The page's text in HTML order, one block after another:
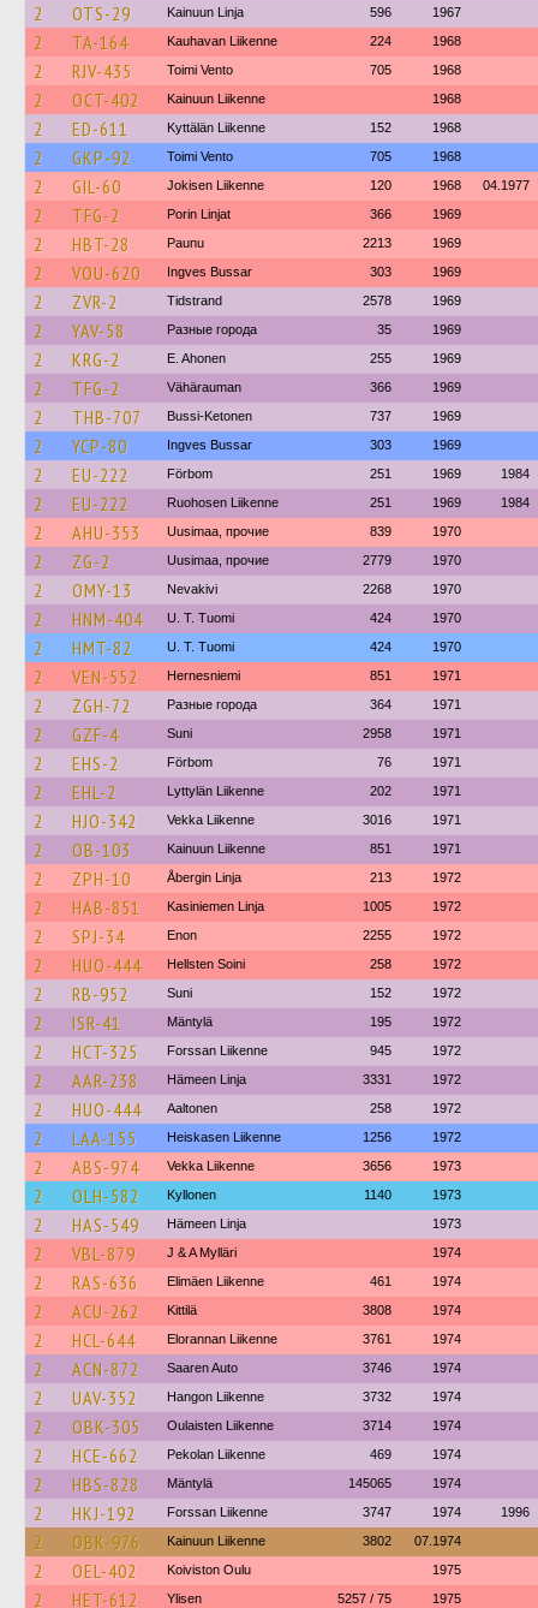
2 OTS-29 Kainuun Linja 596 1967
2 TA-164 Kauhavan Liikenne 224 1968
2 RJV-435 Toimi Vento 705 1968
2 OCT-402 Kainuun Liikenne 1968
2 ED-611 Kyttälän Liikenne 152 1968
2 GKP-92 Toimi Vento 705 1968
2 GIL-60 Jokisen Liikenne 120 1968 04.1977
2 TFG-2 Porin Linjat 366 1969
2 HBT-28 Paunu 2213 1969
2 VOU-620 Ingves Bussar 303 1969
2 ZVR-2 Tidstrand 2578 1969
2 YAV-58 Разные города 35 1969
2 KRG-2 E. Ahonen 255 1969
2 TFG-2 Vähärauman 366 1969
2 THB-707 Bussi-Ketonen 737 1969
2 YCP-80 Ingves Bussar 303 1969
2 EU-222 Förbom 251 1969 1984
2 EU-222 Ruohosen Liikenne 251 1969 1984
2 AHU-353 Uusimaa, прочие 839 1970
2 ZG-2 Uusimaa, прочие 2779 1970
2 OMY-13 Nevakivi 2268 1970
2 HNM-404 U. T. Tuomi 424 1970
2 HMT-82 U. T. Tuomi 424 1970
2 VEN-552 Hernesniemi 851 1971
2 ZGH-72 Разные города 364 1971
2 GZF-4 Suni 2958 1971
2 EHS-2 Förbom 76 1971
2 EHL-2 Lyttylän Liikenne 202 1971
2 HJO-342 Vekka Liikenne 3016 1971
2 OB-103 Kainuun Liikenne 851 1971
2 ZPH-10 Åbergin Linja 213 1972
2 HAB-851 Kasiniemen Linja 1005 1972
2 SPJ-34 Enon 2255 1972
2 HUO-444 Hellsten Soini 258 1972
2 RB-952 Suni 152 1972
2 ISR-41 Mäntylä 195 1972
2 HCT-325 Forssan Liikenne 945 1972
2 AAR-238 Hämeen Linja 3331 1972
2 HUO-444 Aaltonen 258 1972
2 LAA-155 Heiskasen Liikenne 1256 1972
2 ABS-974 Vekka Liikenne 3656 1973
2 OLH-582 Kyllonen 1140 1973
2 HAS-549 Hämeen Linja 1973
2 VBL-879 J & A Mylläri 1974
2 RAS-636 Elimäen Liikenne 461 1974
2 ACU-262 Kittilä 3808 1974
2 HCL-644 Elorannan Liikenne 3761 1974
2 ACN-872 Saaren Auto 3746 1974
2 UAV-352 Hangon Liikenne 3732 1974
2 OBK-305 Oulaisten Liikenne 3714 1974
2 HCE-662 Pekolan Liikenne 469 1974
2 HBS-828 Mäntylä 145065 1974
2 HKJ-192 Forssan Liikenne 3747 1974 1996
2 OBK-976 Kainuun Liikenne 3802 07.1974
2 OEL-402 Koiviston Oulu 1975
2 HET-612 Ylisen 5257 / 75 1975